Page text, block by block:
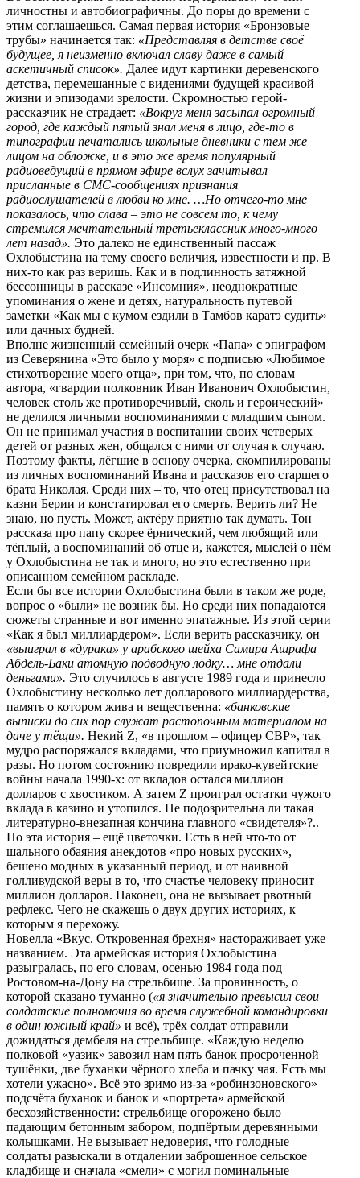
личностны и автобиографичны. До поры до времени с
этим соглашаешься. Самая первая история «Бронзовые
трубы» начинается так: «Представляя в детстве своё
будущее, я неизменно включал славу даже в самый
аскетичный список». Далее идут картинки деревенского
детства, перемешанные с видениями будущей красивой
жизни и эпизодами зрелости. Скромностью герой-
рассказчик не страдает: «Вокруг меня засыпал огромный
город, где каждый пятый знал меня в лицо, где-то в
типографии печатались школьные дневники с тем же
лицом на обложке, и в это же время популярный
радиоведущий в прямом эфире вслух зачитывал
присланные в СМС-сообщениях признания
радиослушателей в любви ко мне. …Но отчего-то мне
показалось, что слава – это не совсем то, к чему
стремился мечтательный третьеклассник много-много
лет назад». Это далеко не единственный пассаж
Охлобыстина на тему своего величия, известности и пр. В
них-то как раз веришь. Как и в подлинность затяжной
бессонницы в рассказе «Инсомния», неоднократные
упоминания о жене и детях, натуральность путевой
заметки «Как мы с кумом ездили в Тамбов каратэ судить»
или дачных будней.
Вполне жизненный семейный очерк «Папа» с эпиграфом
из Северянина «Это было у моря» с подписью «Любимое
стихотворение моего отца», при том, что, по словам
автора, «гвардии полковник Иван Иванович Охлобыстин,
человек столь же противоречивый, сколь и героический»
не делился личными воспоминаниями с младшим сыном.
Он не принимал участия в воспитании своих четверых
детей от разных жен, общался с ними от случая к случаю.
Поэтому факты, лёгшие в основу очерка, скомпилированы
из личных воспоминаний Ивана и рассказов его старшего
брата Николая. Среди них – то, что отец присутствовал на
казни Берии и констатировал его смерть. Верить ли? Не
знаю, но пусть. Может, актёру приятно так думать. Тон
рассказа про папу скорее ёрнический, чем любящий или
тёплый, а воспоминаний об отце и, кажется, мыслей о нём
у Охлобыстина не так и много, но это естественно при
описанном семейном раскладе.
Если бы все истории Охлобыстина были в таком же роде,
вопрос о «были» не возник бы. Но среди них попадаются
сюжеты странные и вот именно эпатажные. Из этой серии
«Как я был миллиардером». Если верить рассказчику, он
«выиграл в «дурака» у арабского шейха Самира Ашрафа
Абдель-Баки атомную подводную лодку… мне отдали
деньгами». Это случилось в августе 1989 года и принесло
Охлобыстину несколько лет долларового миллиардерства,
память о котором жива и вещественна: «банковские
выписки до сих пор служат растопочным материалом на
даче у тёщи». Некий Z, «в прошлом – офицер СВР», так
мудро распоряжался вкладами, что приумножил капитал в
разы. Но потом состоянию повредили ирако-кувейтские
войны начала 1990-х: от вкладов остался миллион
долларов с хвостиком. А затем Z проиграл остатки чужого
вклада в казино и утопился. Не подозрительна ли такая
литературно-внезапная кончина главного «свидетеля»?..
Но эта история – ещё цветочки. Есть в ней что-то от
шального обаяния анекдотов «про новых русских»,
бешено модных в указанный период, и от наивной
голливудской веры в то, что счастье человеку приносит
миллион долларов. Наконец, она не вызывает рвотный
рефлекс. Чего не скажешь о двух других историях, к
которым я перехожу.
Новелла «Вкус. Откровенная брехня» настораживает уже
названием. Эта армейская история Охлобыстина
разыгралась, по его словам, осенью 1984 года под
Ростовом-на-Дону на стрельбище. За провинность, о
которой сказано туманно («я значительно превысил свои
солдатские полномочия во время служебной командировки
в один южный край» и всё), трёх солдат отправили
дожидаться дембеля на стрельбище. «Каждую неделю
полковой «уазик» завозил нам пять банок просроченной
тушёнки, две буханки чёрного хлеба и пачку чая. Есть мы
хотели ужасно». Всё это зримо из-за «робинзоновского»
подсчёта буханок и банок и «портрета» армейской
бесхозяйственности: стрельбище огорожено было
падающим бетонным забором, подпёртым деревянными
колышками. Не вызывает недоверия, что голодные
солдаты разыскали в отдалении заброшенное сельское
кладбище и сначала «смели» с могил поминальные